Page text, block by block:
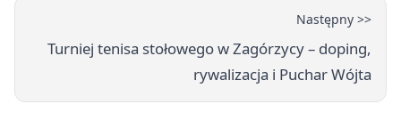
Następny >>
Turniej tenisa stołowego w Zagórzycy – doping,
rywalizacja i Puchar Wójta